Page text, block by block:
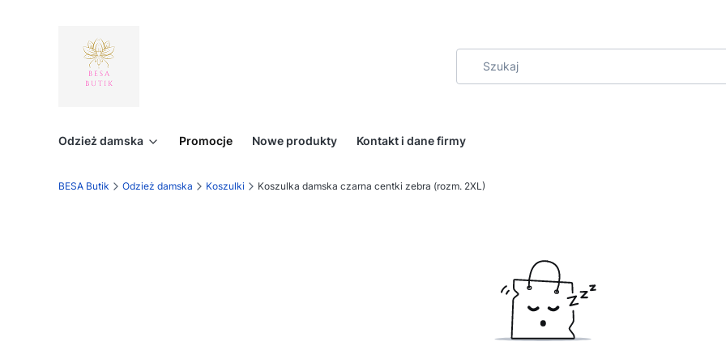
Odzież damska Promocje Nowe produkty Kontakt i dane firmy
BESA Butik Odzież damska Koszulki Koszulka damska czarna centki zebra (rozm. 2XL)